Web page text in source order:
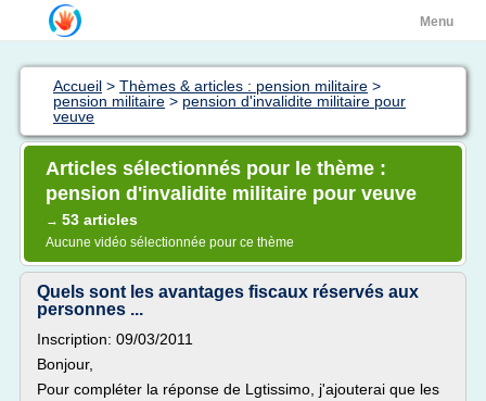
Menu
Accueil > Thèmes & articles : pension militaire >
pension militaire > pension d'invalidite militaire pour
veuve
Articles sélectionnés pour le thème :
pension d'invalidite militaire pour veuve
→ 53 articles
Aucune vidéo sélectionnée pour ce thème
Quels sont les avantages fiscaux réservés aux
personnes ...
Inscription: 09/03/2011
Bonjour,
Pour compléter la réponse de Lgtissimo, j'ajouterai que les